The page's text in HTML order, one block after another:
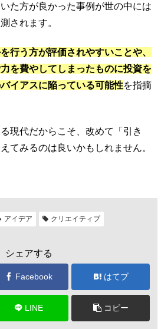
た方が良かった事例が世の中には
されます。
行う方が評価されやすいことや、
を費やしてしまったものに投資を
イアスに陥っている可能性を指摘
現代だからこそ、改めて「引き
てみるのは良いかもしれません。
アイデア クリエイティブ
シェアする
Facebook はてブ
LINE コピー